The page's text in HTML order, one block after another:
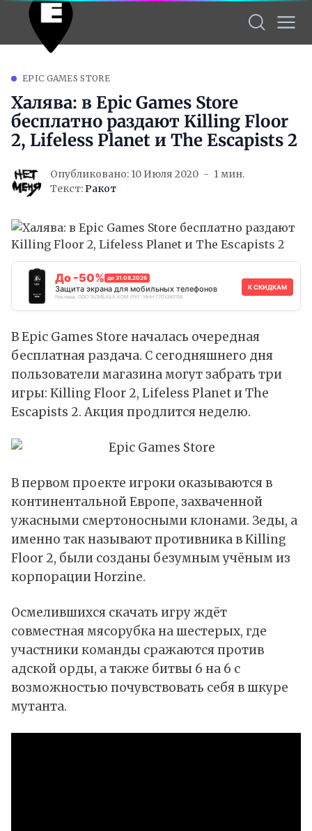
EPIC GAMES STORE
Халява: в Epic Games Store
бесплатно раздают Killing Floor
2, Lifeless Planet и The Escapists 2
Опубликовано: 10 Июля 2020
1 мин.
Текст:Ракот
До -50% до 31.08.2026
Защита экрана для мобильных телефонов
Реклама. ООО "АЛИБАБА.КОМ (РУ)", ИНН 7703380158
К СКИДКАМ
В Epic Games Store началась очередная
бесплатная раздача. С сегодняшнего дня
пользователи магазина могут забрать три
игры: Killing Floor 2, Lifeless Planet и The
Escapists 2. Акция продлится неделю.
В первом проекте игроки оказываютсяв
континентальной Европе, захваченной
ужасными смертоносными клонами. Зеды, а
именно так называют противника в Killing
Floor 2, были созданы безумным учёным из
корпорации Horzine.
Осмелившихся скачать игру ждёт
совместная мясорубка на шестерых, где
участники команды сражаются против
адской орды, а также битвы 6 на 6 с
возможностью почувствовать себя в шкуре
мутанта.